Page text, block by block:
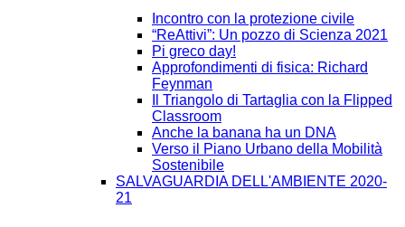
Incontro con la protezione civile
“ReAttivi”: Un pozzo di Scienza 2021
Pi greco day!
Approfondimenti di fisica: Richard
Feynman
Il Triangolo di Tartaglia con la Flipped
Classroom
Anche la banana ha un DNA
Verso il Piano Urbano della Mobilità
Sostenibile
SALVAGUARDIA DELL'AMBIENTE 2020-
21